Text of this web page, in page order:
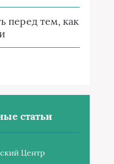
перед тем, как
статьи
Центр